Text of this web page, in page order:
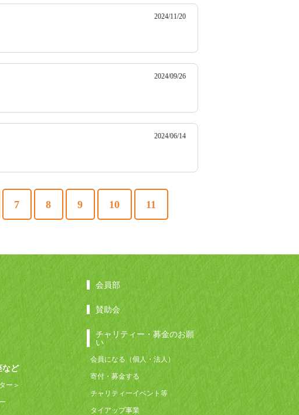
2024/11/20
2024/09/26
2024/06/14
7 8 9 10 11
など
ー＞
会員部
賛助会
チャリティー・募金のお願
い
会員になる（個人・法人）
寄付・募金する
チャリティーイベント等
タイアップ事業